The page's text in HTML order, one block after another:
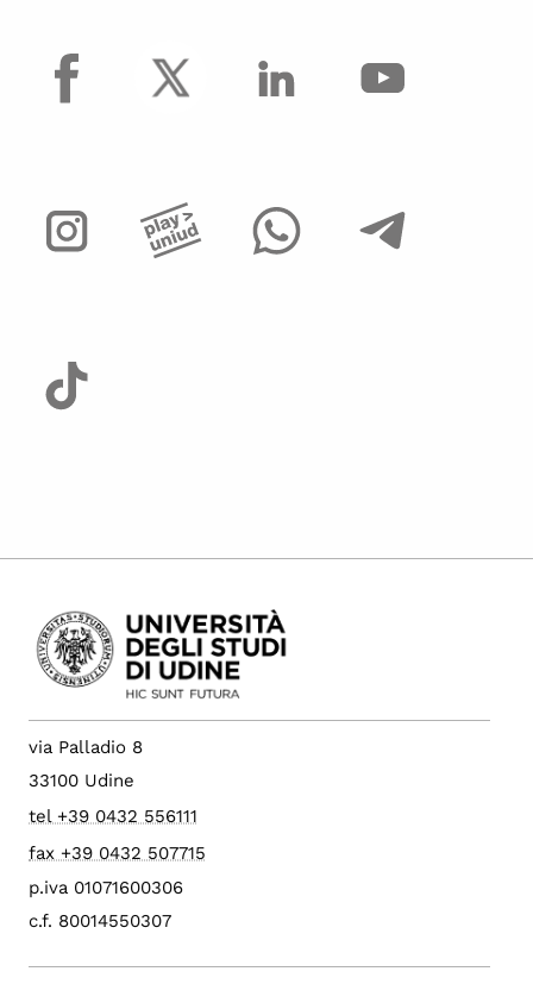
facebook
via Palladio 8
33100 Udine
tel +39 0432 556111
fax +39 0432 507715
p.iva 01071600306
c.f. 80014550307